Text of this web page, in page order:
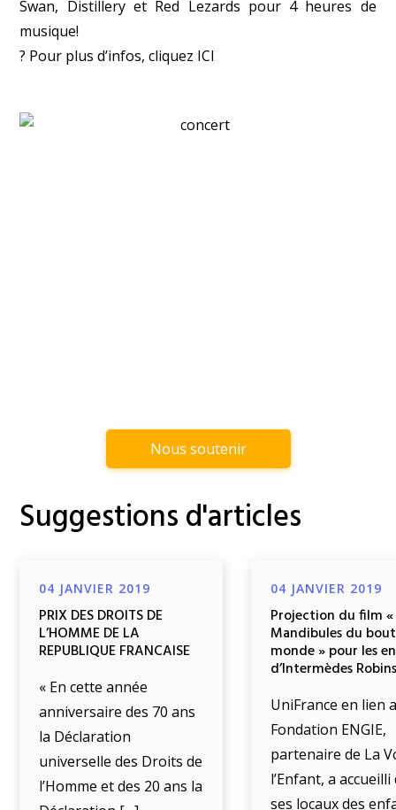
Swan, Distillery et Red Lezards pour 4 heures de
musique!
? Pour plus d’infos, cliquez ICI
Nous soutenir
Suggestions d'articles
04 JANVIER 2019
PRIX DES DROITS DE
L’HOMME DE LA
REPUBLIQUE FRANCAISE
« En cette année
anniversaire des 70 ans
la Déclaration
universelle des Droits de
l’Homme et des 20 ans la
04 JANVIER 2019
Projection du film «
Mandibules du
monde » pour les
d’Intermèdes
UniFrance en lien
Fondation ENGIE,
partenaire de La
l’Enfant, a accueilli
ses locaux des